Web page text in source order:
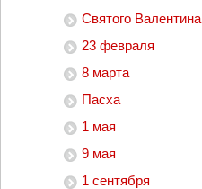
Святого Валентина
23 февраля
8 марта
Пасха
1 мая
9 мая
1 сентября